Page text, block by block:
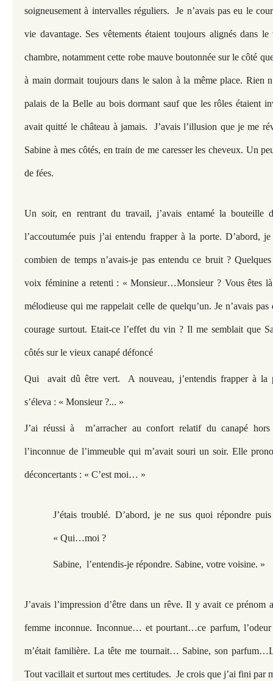
soigneusement à intervalles réguliers. Je n’avais pas eu le
vie davantage. Ses vêtements étaient toujours alignés dans
chambre, notamment cette robe mauve boutonnée sur le côté
à main dormait toujours dans le salon à la même place. Rien
palais de la Belle au bois dormant sauf que les rôles étaient
avait quitté le château à jamais. J’avais l’illusion que je me
Sabine à mes côtés, en train de me caresser les cheveux. Un
de fées.
Un soir, en rentrant du travail, j’avais entamé la bouteille
l’accoutumée puis j’ai entendu frapper à la porte. D’abord,
combien de temps n’avais-je pas entendu ce bruit ?
voix féminine a retenti : « Monsieur…Monsieur ? Vous êtes
mélodieuse qui me rappelait celle de quelqu’un. Je n’avais
courage surtout. Etait-ce l’effet du vin ? Il me semblait que
côtés sur le vieux canapé défoncé
Qui avait dû être vert. A nouveau, j’entendis frapper à la
s’éleva : « Monsieur ?... »
J’ai réussi à m’arracher au confort relatif du canapé
l’inconnue de l’immeuble qui m’avait souri un soir. Elle
déconcertants : « C’est moi… »
J’étais troublé. D’abord, je ne sus quoi répondre
« Qui…moi ?
Sabine, l’entendis-je répondre. Sabine, votre voisine. »
J’avais l’impression d’être dans un rêve. Il y avait ce prénom
femme inconnue. Inconnue… et pourtant…ce parfum,
m’était familière. La tête me tournait… Sabine, son
Tout vacillait et surtout mes certitudes. Je crois que j’ai fini par